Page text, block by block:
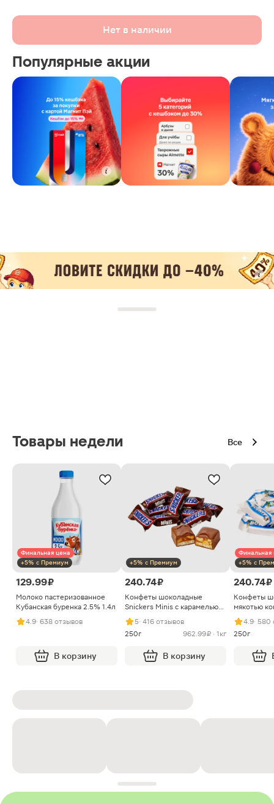
Нет в наличии
Популярные акции
Товары недели Все
Финальная цена
+5% с Премиум
129.99 ₽
Молоко пастеризованное
Кубанская буренка 2.5% 1.4л
4.9· 638 отзывов
В корзину
+5% с Премиум
240.74 ₽
Конфеты шоколадные
Snickers Minis с карамелью
арахисом и нугой
5· 416 отзывов
250г
962.99 ₽ · 1кг
В корзину
Финальная
+5% с
240.74 ₽
Конфеты
мякотью
4.9· 580
250г